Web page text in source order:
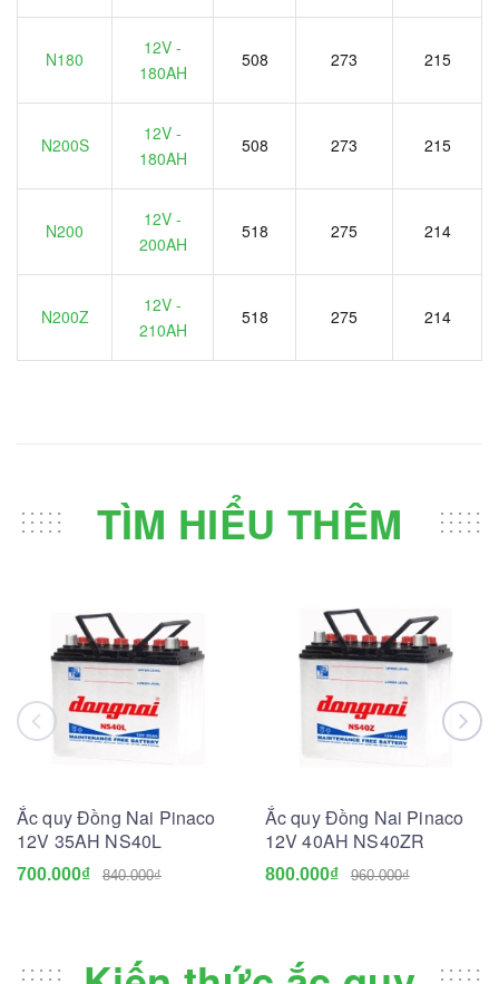
N180
12V -
180AH
508 273 215
N200S
12V -
180AH
508 273 215
N200
12V -
200AH
518 275 214
N200Z
12V -
210AH
518 275 214
TÌM HIỂU THÊM
Ắc quy Đồng Nai Pinaco
12V 35AH NS40L
700.000₫ 840.000₫
Ắc quy Đồng Nai Pinaco
12V 40AH NS40ZR
800.000₫ 960.000₫